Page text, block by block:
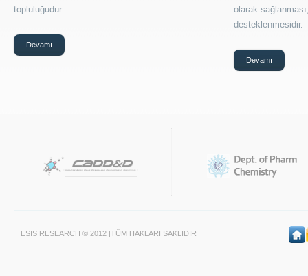
topluluğudur.
Devamı
olarak
desteklenmesidir.
Devamı
ESIS RESEARCH © 2012 |TÜM HAKLARI SAKLIDIR